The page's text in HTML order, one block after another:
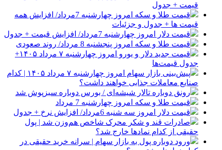
قیمت + جدول
قیمت طلا و سکه امروز چهارشنبه 7مرداد/ افزایش همه
قیمت ها + جدول و جزئیات
قیمت دلار امروز چهارشنبه 7مرداد/ افزایش قیمت + جدول
قیمت طلا و سکه امروز پنجشنبه 8 مرداد/ روند صعودی
قیمت جدید دلار و یورو امروز چهارشنبه ۷ مرداد ۱۴۰۵+
جدول قیمت‌ها
پیش‌بینی بازار سهام امروز چهارشنبه ۷ مرداد ۱۴۰۵ | کدام
صنایع معاملات جذابی خواهند داشت؟
رونق دوباره تالار شیشه‌ای / بورس دوباره سبزپوش شد
قیمت طلا و سکه امروز چهارشنبه 7 مرداد
قیمت دلار امروز سه شنبه 6مرداد/ افزایش نرخ + جدول
صادرات قند و شکر محرک شاخص هم‌وزن شد | پول
حقیقی از کدام نماد‌ها خارج شد؟
ورود دوباره پول به بازار سهام | سرانه خرید حقیقی در